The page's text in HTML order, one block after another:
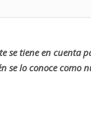
se tiene en cuenta
lo conoce como